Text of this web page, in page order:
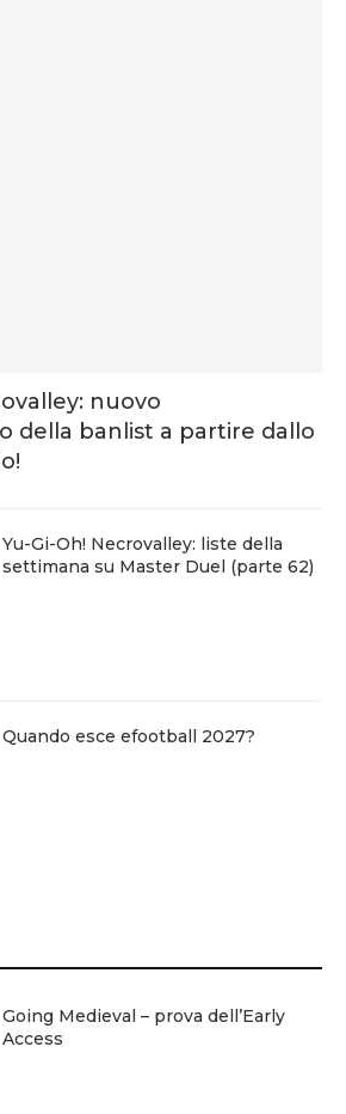
nuovo
della banlist a partire dallo
Yu-Gi-Oh! Necrovalley: liste della
settimana su Master Duel (parte 62)
Quando esce efootball 2027?
Going Medieval – prova dell’Early
Access